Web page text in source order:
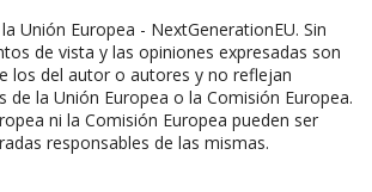
Unión Europea - NextGenerationEU. Sin
de vista y las opiniones expresadas son
los del autor o autores y no reflejan
de la Unión Europea o la Comisión Europea.
ni la Comisión Europea pueden ser
responsables de las mismas.